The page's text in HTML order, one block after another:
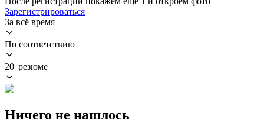
Зарегистрироваться
За всё время
По соответствию
20 резюме
Ничего не нашлось